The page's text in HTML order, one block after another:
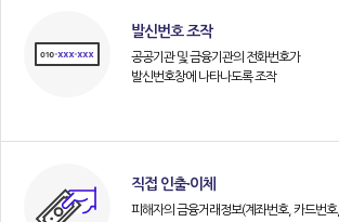
발신번호 조작
공공기관 및 금융기관의 전화번호가
발신번호창에 나타나도록 조작
직접 인출·이체
피해자의 금융거래정보(계좌번호, 카드번호,